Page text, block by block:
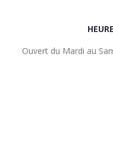
Ouvert du Mardi au